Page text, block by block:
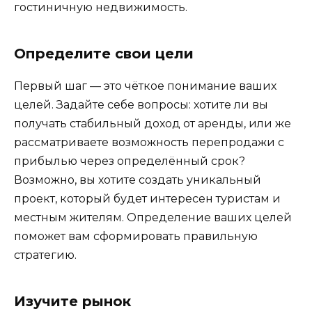
гостиничную недвижимость.
Определите свои цели
Первый шаг — это чёткое понимание ваших
целей. Задайте себе вопросы: хотите ли вы
получать стабильный доход от аренды, или же
рассматриваете возможность перепродажи с
прибылью через определённый срок?
Возможно, вы хотите создать уникальный
проект, который будет интересен туристам и
местным жителям. Определение ваших целей
поможет вам сформировать правильную
стратегию.
Изучите рынок